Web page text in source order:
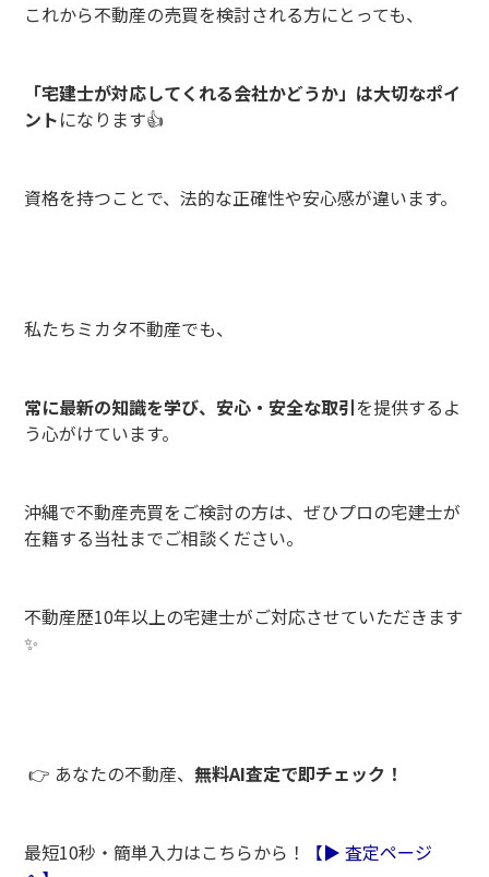
これから不動産の売買を検討される方にとっても、
「宅建士が対応してくれる会社かどうか」は大切なポイ
ントになります👍
資格を持つことで、法的な正確性や安心感が違います。
私たちミカタ不動産でも、
常に最新の知識を学び、安心・安全な取引を提供するよ
う心がけています。
沖縄で不動産売買をご検討の方は、ぜひプロの宅建士が
在籍する当社までご相談ください。
不動産歴10年以上の宅建士がご対応させていただきます
✨
👉 あなたの不動産、無料AI査定で即チェック！
最短10秒・簡単入力はこちらから！
【▶︎ 査定ページ